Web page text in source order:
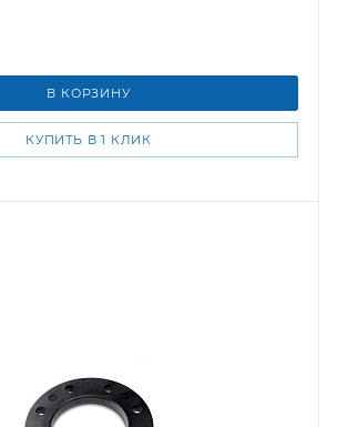
В КОРЗИНУ
КУПИТЬ В 1 КЛИК